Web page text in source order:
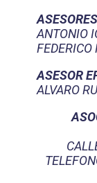
ANTONIO
FEDERICO
ASESOR
ALVARO